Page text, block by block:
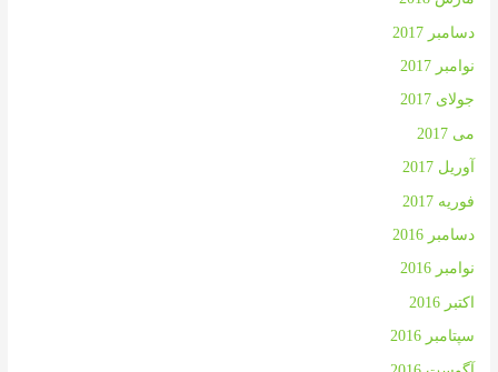
دسامبر 2017
نوامبر 2017
جولای 2017
می 2017
آوریل 2017
فوریه 2017
دسامبر 2016
نوامبر 2016
اکتبر 2016
سپتامبر 2016